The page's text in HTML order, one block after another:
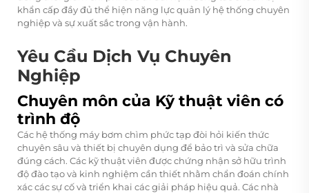
khẩn cấp đầy đủ thể hiện năng lực quản lý hệ thống chuyên
nghiệp và sự xuất sắc trong vận hành.
Yêu Cầu Dịch Vụ Chuyên
Nghiệp
Chuyên môn của Kỹ thuật viên có
trình độ
Các hệ thống máy bơm chìm phức tạp đòi hỏi kiến thức
chuyên sâu và thiết bị chuyên dụng để bảo trì và sửa chữa
đúng cách. Các kỹ thuật viên được chứng nhận sở hữu trình
độ đào tạo và kinh nghiệm cần thiết nhằm chẩn đoán chính
xác các sự cố và triển khai các giải pháp hiệu quả. Các nhà